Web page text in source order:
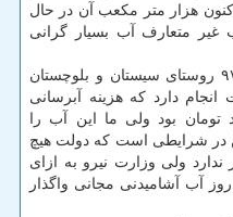
هزار متر مکعب آن در حال
غیر متعارف آب بسیار گرانی
کشفی اضافه کرد: هم اکنون در ۹۷۰ روستای سیستان و بلوچستان
دارد که هزینه آبرسانی
پارسال ۳۵ میلیارد تومان بود ولی ما این آب را
در شرایطی است که دولت هیچ
ولی وزارت نیرو به ازای
در شبانه روز آب آشامیدنی مجانی واگذار